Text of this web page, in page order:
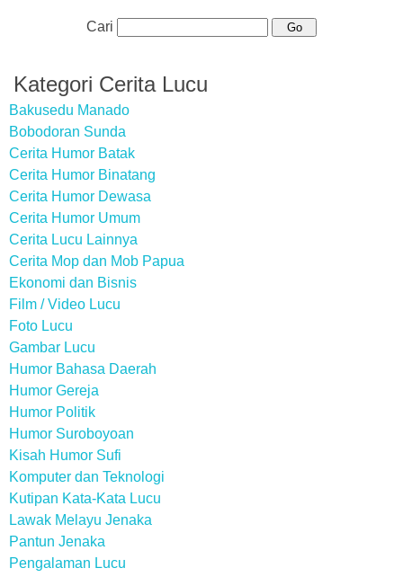
Cari
Kategori Cerita Lucu
Bakusedu Manado
Bobodoran Sunda
Cerita Humor Batak
Cerita Humor Binatang
Cerita Humor Dewasa
Cerita Humor Umum
Cerita Lucu Lainnya
Cerita Mop dan Mob Papua
Ekonomi dan Bisnis
Film / Video Lucu
Foto Lucu
Gambar Lucu
Humor Bahasa Daerah
Humor Gereja
Humor Politik
Humor Suroboyoan
Kisah Humor Sufi
Komputer dan Teknologi
Kutipan Kata-Kata Lucu
Lawak Melayu Jenaka
Pantun Jenaka
Pengalaman Lucu